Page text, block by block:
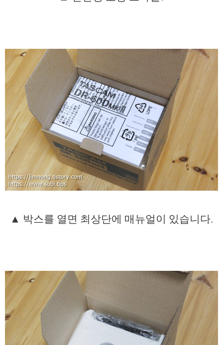
▲ 박스를 열면 최상단에 매뉴얼이 있습니다.